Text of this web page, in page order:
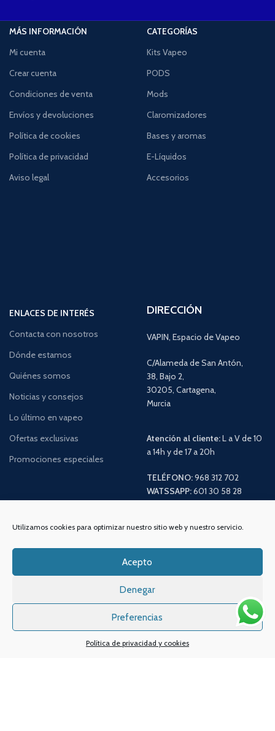
Utilizamos cookies para optimizar nuestro sitio web y nuestro servicio.
Acepto
Denegar
Preferencias
Política de privacidad y cookies
MÁS INFORMACIÓN
Mi cuenta
Crear cuenta
Condiciones de venta
Envíos y devoluciones
Política de cookies
Política de privacidad
Aviso legal
CATEGORÍAS
Kits Vapeo
PODS
Mods
Claromizadores
Bases y aromas
E-Líquidos
Accesorios
ENLACES DE INTERÉS
Contacta con nosotros
Dónde estamos
Quiénes somos
Noticias y consejos
Lo último en vapeo
Ofertas exclusivas
Promociones especiales
DIRECCIÓN
VAPIN, Espacio de Vapeo
C/Alameda de San Antón,
38, Bajo 2,
30205, Cartagena,
Murcia
Atención al cliente:L a V de 10
a 14h y de 17 a 20h
TELÉFONO:968 312 702
WATSSAPP:601 30 58 28